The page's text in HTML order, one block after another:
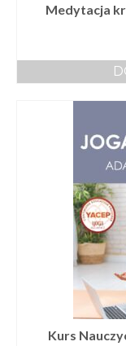
Medytacja
Kurs